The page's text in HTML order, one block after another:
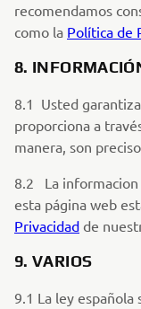
recomendamos
como la Política de
8.
8.1 Usted
proporciona a
manera, son
8.2 La informacion
esta página web
Privacidad de
9. VARIOS
9.1 La ley